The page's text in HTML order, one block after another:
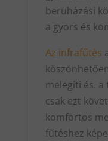
beruházási
a gyors és
Az infrafűtés
melegíti és. a
csak ezt
komfortos
fűtéshez